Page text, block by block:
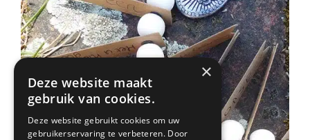
×
Deze website maakt
gebruik van cookies.
Deze website gebruikt cookies om uw
gebruikerservaring te verbeteren. Door